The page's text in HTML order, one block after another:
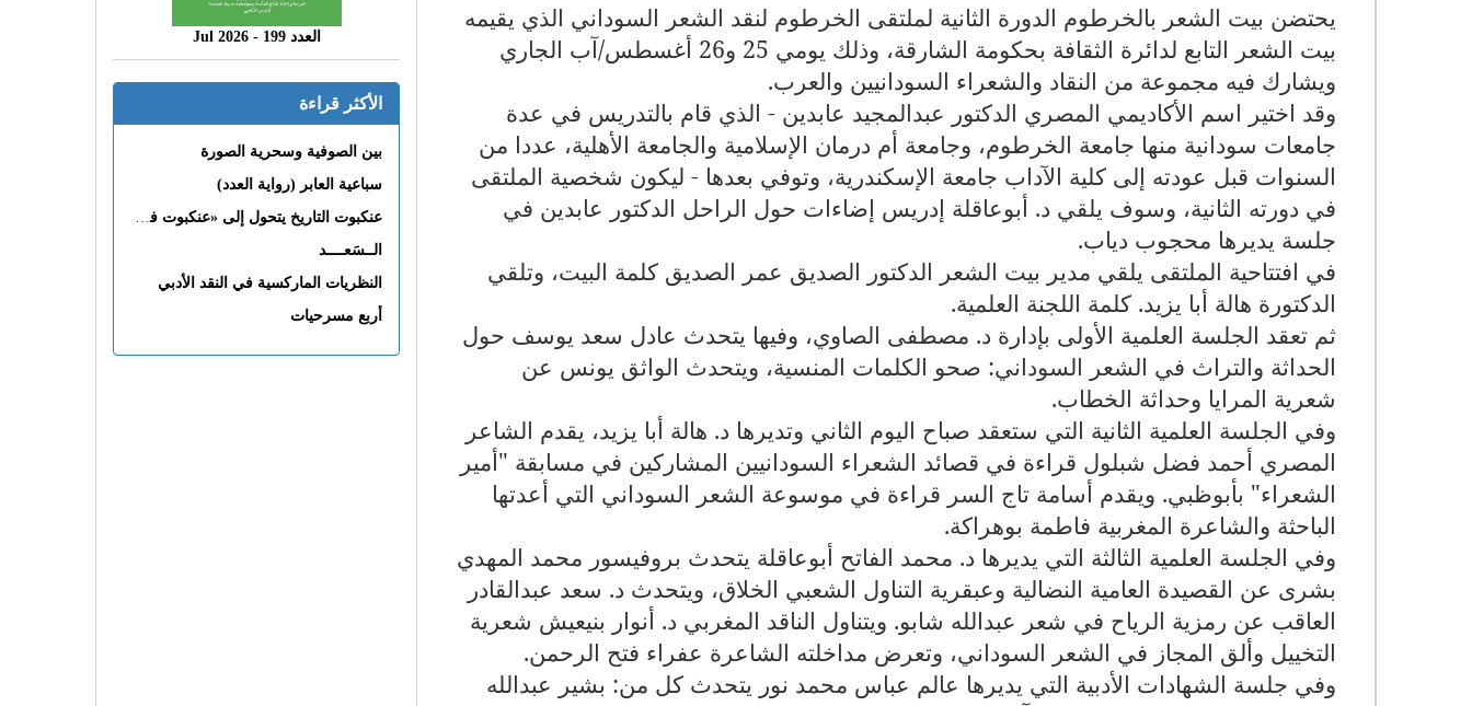
يحتضن بيت الشعر بالخرطوم الدورة الثانية لملتقى الخرطوم لنقد الشعر السوداني الذي يقيمه
بيت الشعر التابع لدائرة الثقافة بحكومة الشارقة، وذلك يومي 25 و26 أغسطس/آب الجاري
ويشارك فيه مجموعة من النقاد والشعراء السودانيين والعرب.
وقد اختير اسم الأكاديمي المصري الدكتور عبدالمجيد عابدين - الذي قام بالتدريس في عدة
جامعات سودانية منها جامعة الخرطوم، وجامعة أم درمان الإسلامية والجامعة الأهلية، عددا من
السنوات قبل عودته إلى كلية الآداب جامعة الإسكندرية، وتوفي بعدها - ليكون شخصية الملتقى
في دورته الثانية، وسوف يلقي د. أبوعاقلة إدريس إضاءات حول الراحل الدكتور عابدين في
جلسة يديرها محجوب دياب.
في افتتاحية الملتقى يلقي مدير بيت الشعر الدكتور الصديق عمر الصديق كلمة البيت، وتلقي
الدكتورة هالة أبا يزيد. كلمة اللجنة العلمية.
ثم تعقد الجلسة العلمية الأولى بإدارة د. مصطفى الصاوي، وفيها يتحدث عادل سعد يوسف حول
الحداثة والتراث في الشعر السوداني: صحو الكلمات المنسية، ويتحدث الواثق يونس عن
شعرية المرايا وحداثة الخطاب.
وفي الجلسة العلمية الثانية التي ستعقد صباح اليوم الثاني وتديرها د. هالة أبا يزيد، يقدم الشاعر
المصري أحمد فضل شبلول قراءة في قصائد الشعراء السودانيين المشاركين في مسابقة "أمير
الشعراء" بأبوظبي. ويقدم أسامة تاج السر قراءة في موسوعة الشعر السوداني التي أعدتها
الباحثة والشاعرة المغربية فاطمة بوهراكة.
وفي الجلسة العلمية الثالثة التي يديرها د. محمد الفاتح أبوعاقلة يتحدث بروفيسور محمد المهدي
بشرى عن القصيدة العامية النضالية وعبقرية التناول الشعبي الخلاق، ويتحدث د. سعد عبدالقادر
العاقب عن رمزية الرياح في شعر عبدالله شابو. ويتناول الناقد المغربي د. أنوار بنيعيش شعرية
التخييل وألق المجاز في الشعر السوداني، وتعرض مداخلته الشاعرة عفراء فتح الرحمن.
وفي جلسة الشهادات الأدبية التي يديرها عالم عباس محمد نور يتحدث كل من: بشير عبدالله
العدد 199 - 2026 Jul
الأكثر قراءة
بين الصوفية وسحرية الصورة
سباعية العابر (رواية العدد)
عنكبوت التاريخ يتحول إلى «عنكبوت فى القلب»
الــسَعــــد
النظريات الماركسية في النقد الأدبي
أربع مسرحيات